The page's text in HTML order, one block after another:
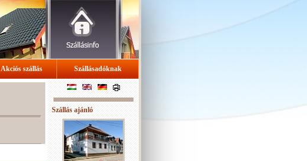
Akciós szállás Szállásadóknak
Szállás ajánló